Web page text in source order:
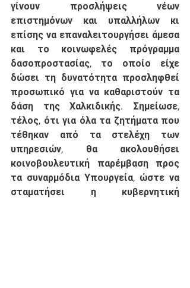
γίνουν προσλήψεις νέων
επιστημόνων και υπαλλήλων κι
επίσης να επαναλειτουργήσει άμεσα
και το κοινωφελές πρόγραμμα
δασοπροστασίας, το οποίο είχε
δώσει τη δυνατότητα προσληφθεί
προσωπικό για να καθαριστούν τα
δάση της Χαλκιδικής. Σημείωσε,
τέλος, ότι για όλα τα ζητήματα που
τέθηκαν από τα στελέχη των
υπηρεσιών, θα ακολουθήσει
κοινοβουλευτική παρέμβαση προς
τα συναρμόδια Υπουργεία, ώστε να
σταματήσει η κυβερνητική